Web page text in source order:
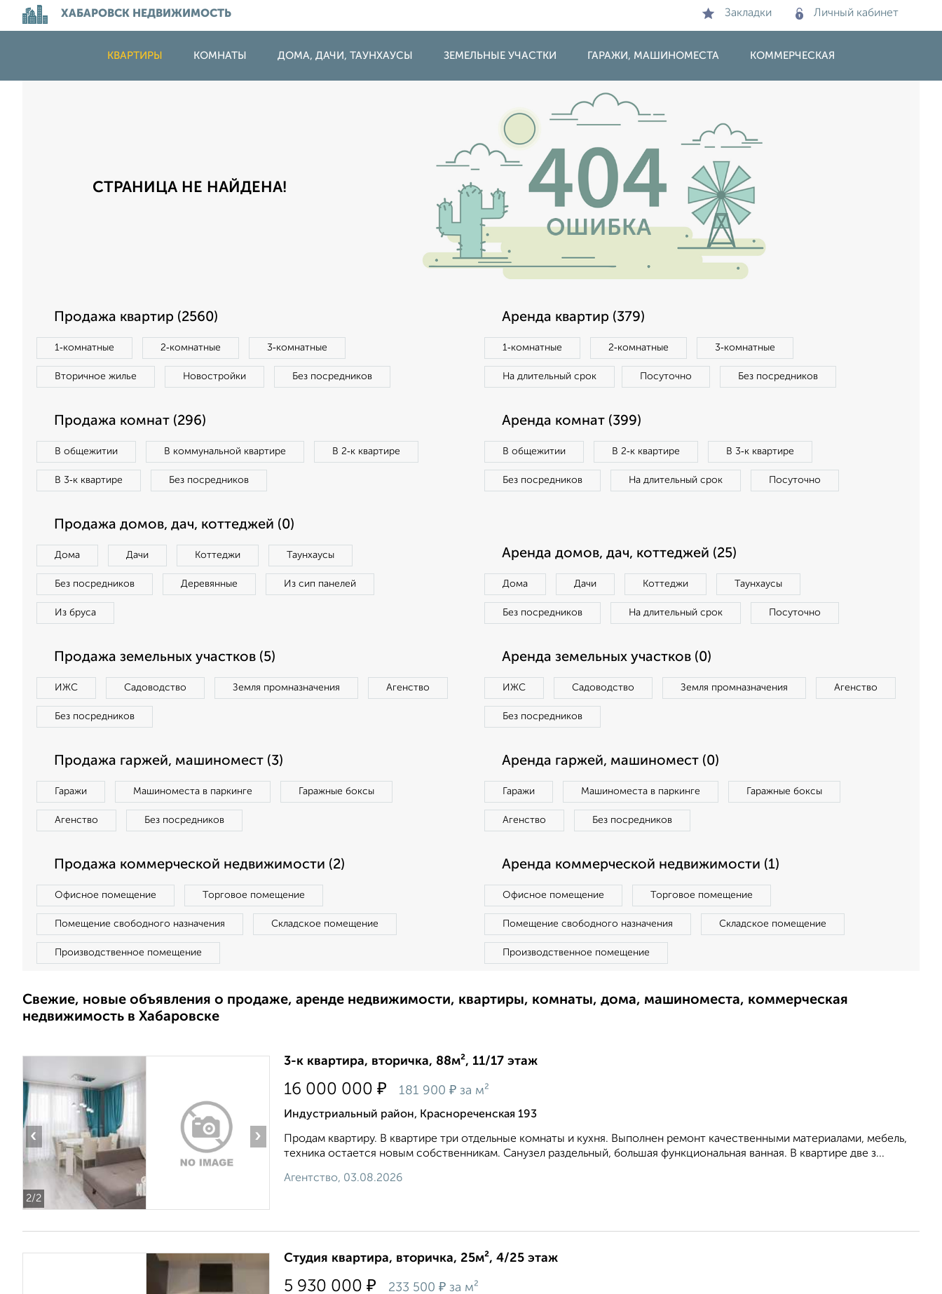
ХАБАРОВСК НЕДВИЖИМОСТЬ Закладки Личный кабинет
КВАРТИРЫ КОМНАТЫ ДОМА, ДАЧИ, ТАУНХАУСЫ ЗЕМЕЛЬНЫЕ УЧАСТКИ ГАРАЖИ, МАШИНОМЕСТА КОММЕРЧЕСКАЯ
СТРАНИЦА НЕ НАЙДЕНА!
Продажа квартир (2560)
1‑комнатные 2‑комнатные 3‑комнатные
Вторичное жилье Новостройки Без посредников
Аренда квартир (379)
1‑комнатные 2‑комнатные 3‑комнатные
На длительный срок Посуточно Без посредников
Продажа комнат (296)
В общежитии В коммунальной квартире В 2‑к квартире
В 3‑к квартире Без посредников
Аренда комнат (399)
В общежитии В 2‑к квартире В 3‑к квартире
Без посредников На длительный срок Посуточно
Продажа домов, дач, коттеджей (0)
Дома Дачи Коттеджи Таунхаусы
Без посредников Деревянные Из сип панелей
Из бруса
Аренда домов, дач, коттеджей (25)
Дома Дачи Коттеджи Таунхаусы
Без посредников На длительный срок Посуточно
Продажа земельных участков (5)
ИЖС Садоводство Земля промназначения Агенство
Без посредников
Аренда земельных участков (0)
ИЖС Садоводство Земля промназначения Агенство
Без посредников
Продажа гаржей, машиномест (3)
Гаражи Машиноместа в паркинге Гаражные боксы
Агенство Без посредников
Аренда гаржей, машиномест (0)
Гаражи Машиноместа в паркинге Гаражные боксы
Агенство Без посредников
Продажа коммерческой недвижимости (2)
Офисное помещение Торговое помещение
Помещение свободного назначения Складское помещение
Производственное помещение
Аренда коммерческой недвижимости (1)
Офисное помещение Торговое помещение
Помещение свободного назначения Складское помещение
Производственное помещение
Свежие, новые объявления о продаже, аренде недвижимости, квартиры, комнаты, дома, машиноместа, коммерческая
недвижимость в Хабаровске
2/2
‹ ›
3-к квартира, вторичка, 88м², 11/17 этаж
16 000 000 ₽ 181 900 ₽ за м²
Индустриальный район, Краснореченская 193
Продам квартиру. В квартире три отдельные комнаты и кухня. Выполнен ремонт качественными материалами, мебель,
техника остается новым собственникам. Санузел раздельный, большая функциональная ванная. В квартире две з...
Агентство, 03.08.2026
Студия квартира, вторичка, 25м², 4/25 этаж
5 930 000 ₽ 233 500 ₽ за м²